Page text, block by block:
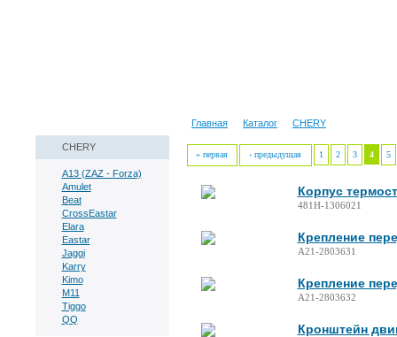
Главная Каталог CHERY
CHERY
A13 (ZAZ - Forza)
Amulet
Beat
CrossEastar
Elara
Eastar
Jaggi
Karry
Kimo
M11
Tiggo
QQ
« первая ‹ предыдущая 1 2 3 4 5
Корпус
481H-1306021
Крепление
A21-2803631
Крепление
A21-2803632
Кронштейн